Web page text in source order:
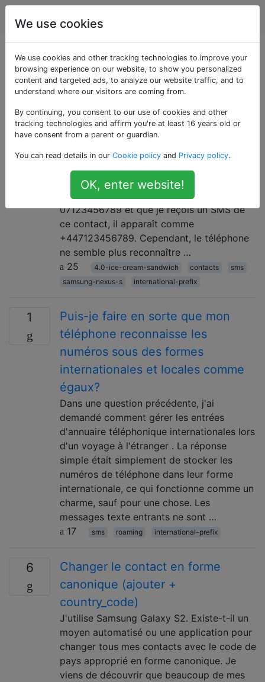
Android
Questions marquées
«international-prefix»
3
Contacts avec et sans extensions
internationales
Je suis au Royaume-Uni. Mon Nexus S a
maintenant le problème suivant. Si j'ai un
contact avec (disons) le numéro
07123456789 et que je reçois un SMS de
ce contact, il apparaît comme
+447123456789. Cependant, le téléphone
ne semble plus reconnaître …
25
4.0-ice-cream-sandwich contacts
sms
samsung-nexus-s
international-prefix
1
Puis-je faire en sorte que mon
téléphone reconnaisse les
numéros sous des formes
internationales et locales comme
égaux?
Dans une question précédente, j'ai
demandé comment gérer les entrées
d'annuaire téléphonique internationales lors
d'un voyage à l'étranger . La réponse
simple était simplement de stocker les
numéros de téléphone dans leur forme
internationale, ce qui fonctionne comme un
charme, sauf pour une chose. Les
messages texte entrants ne sont …
17
sms roaming international-prefix
6
Changer le contact en forme
canonique (ajouter +
country_code)
J'utilise Samsung Galaxy S2. Existe-t-il un
moyen automatisé ou une application pour
changer tous mes contacts avec le code de
pays approprié en forme canonique. Je
viens de découvrir que beaucoup de mes
We use cookies
We use cookies and other tracking technologies to improve your
browsing experience on our website, to show you personalized
content and targeted ads, to analyze our website traffic, and to
understand where our visitors are coming from.
By continuing, you consent to our use of cookies and other
tracking technologies and affirm you're at least 16 years old or
have consent from a parent or guardian.
You can read details in our Cookie policy and Privacy policy.
OK, enter website!